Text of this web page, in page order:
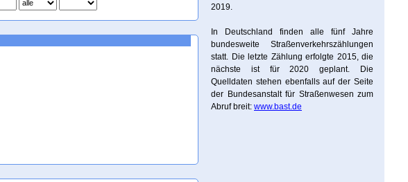
2019.
In Deutschland finden alle fünf Jahre
bundesweite Straßenverkehrszählungen
statt. Die letzte Zählung erfolgte 2015, die
nächste ist für 2020 geplant. Die
Quelldaten stehen ebenfalls auf der Seite
der Bundesanstalt für Straßenwesen zum
Abruf breit: www.bast.de